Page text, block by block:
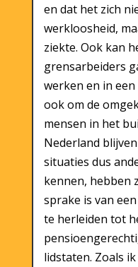
en dat het zich
werkloosheid,
ziekte. Ook kan
grensarbeiders
werken en in
ook om de
mensen in het
Nederland
situaties dus
kennen, hebben
sprake is van
te herleiden tot
lidstaten. Zoals